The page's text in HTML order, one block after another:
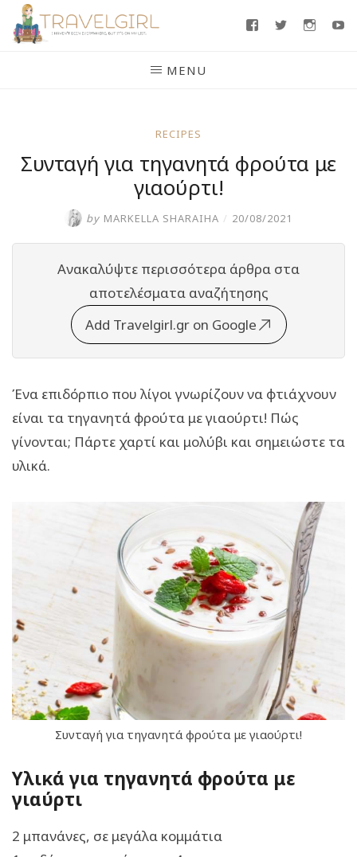
Skip
FacebookTwitter
MENU
RECIPES
Συνταγή για τηγανητά φρούτα με
γιαούρτι!
by MARKELLA SHARAIHA / 20/08/2021
Ανακαλύψτε περισσότερα άρθρα στα
αποτελέσματα αναζήτησης
Add Travelgirl.gr on Google
Ένα επιδόρπιο που λίγοι γνωρίζουν να φτιάχνουν
είναι τα τηγανητά φρούτα με γιαούρτι! Πώς
γίνονται; Πάρτε χαρτί και μολύβι και σημειώστε τα
υλικά.
Συνταγή για τηγανητά φρούτα με γιαούρτι!
Υλικά για τηγανητά φρούτα με
γιαύρτι
2 μπανάνες, σε μεγάλα κομμάτια